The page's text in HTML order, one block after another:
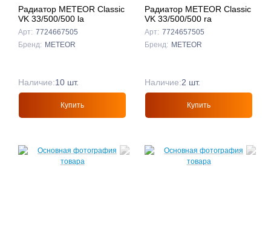
Радиатор METEOR Classic
VK 33/500/500 la
Арт: 7724667505
Бренд: METEOR
Наличие:10 шт.
Купить
Радиатор METEOR Classic
VK 33/500/500 ra
Арт: 7724657505
Бренд: METEOR
Наличие:2 шт.
Купить